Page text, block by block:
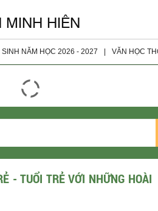
MINH HIÊN
SINH NĂM HỌC 2026 - 2027 VĂN HỌC
Tài
Tài
- TUỔI TRẺ VỚI NHỮNG HOÀI